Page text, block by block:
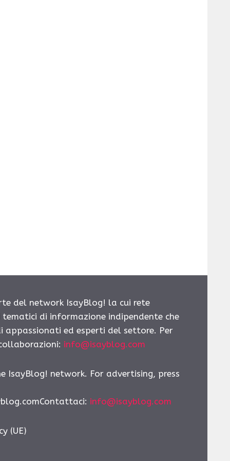
del network IsayBlog! la cui rete
di informazione indipendente che
ed esperti del settore. Per
info@isayblog.com
IsayBlog! network. For advertising, press
: info@isayblog.com
(UE)